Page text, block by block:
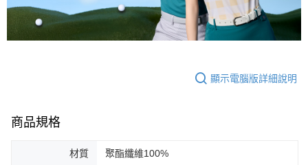
顯示電腦版詳細說明
商品規格
材質 聚酯纖維100%